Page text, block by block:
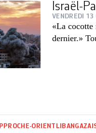
Israël-
VENDREDI 13
«La cocotte
dernier.»
PROCHE-ORIENT LIBAN GAZA